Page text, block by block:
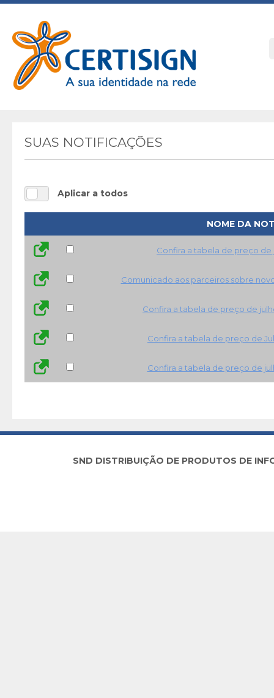
SUAS NOTIFICAÇÕES
Aplicar a todos
NOME DA
Confira a tabela de preço de
Comunicado aos parceiros sobre
Confira a tabela de preço de
Confira a tabela de preço de
Confira a tabela de preço de
SND DISTRIBUIÇÃO DE PRODUTOS DE